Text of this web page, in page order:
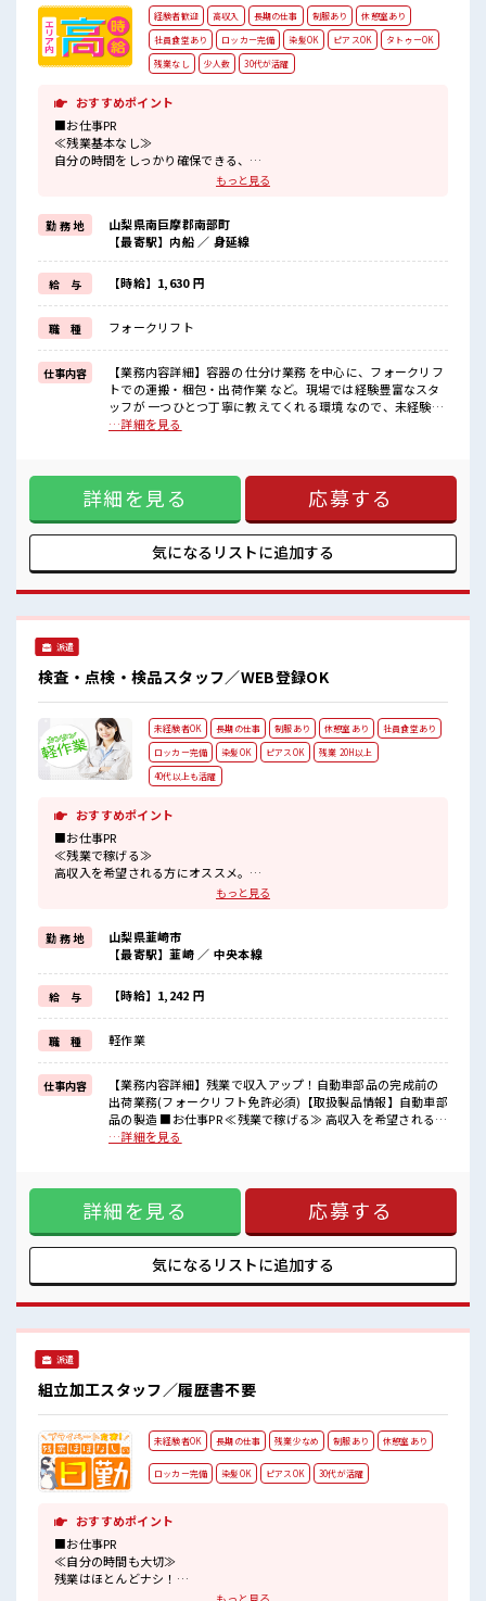
経験者歓迎 高収入 長期の仕事 制服あり
休憩室あり
社員食堂あり
ロッカー完備 染髪OK ピアスOK
タトゥーOK
残業なし
少人数 30代が活躍
おすすめポイント
■お仕事PR
≪残業基本なし≫
自分の時間をしっかり確保できる、
≪経験者優遇≫
これまでの経験を活かしませんか？
ブランクがあっても大丈夫♪
経験はちょっとだけ…という方もOK！
≪ヘアカラーOKで自由な雰囲気の職場≫
明るすぎたり奇抜でなければ基本的に自由！
(規定有)制服があると毎日の服選びに悩まずOK♪
≪様々なお仕事をご提案≫
一人で悩まず気軽に相談できる、
派遣のお仕事です！
■職場の雰囲気
少人数の職場でこじんまり。
あなたの個性を大事にできます♪
高収入もバッチリ目指せますよ！
もっと見る
勤 務 地
山梨県南巨摩郡南部町
【最寄駅】内船 ／ 身延線
給 与 【時給】1,630 円
職 種 フォークリフト
仕事内容
【業務内容詳細】容器の 仕分け業務 を中心に、フォークリフ
トでの運搬・梱包・出荷作業 など。現場では経験豊富なスタ
ッフが 一つひとつ丁寧に教えてくれる環境 なので、未経験か
らでも安心してスタートできます。フォークリフト免許をお
る 冷凍食品用のプラスチック容器 を取り扱っています。【綜
合キャリアオプション富士】は地元・静岡東部で“働きやす
さ”で選ばれている派遣会社です。口コミ評価は【★3.9】と
地域トップクラスで、対応の丁寧さやフォロー体制が高く支
持されています。「相談しやすい」「紹介まで早い」「働き
始めてからもずっと安心」という声が多数。不安や迷いのあ
山町エリアでの仕事探しなら私たちがしっかり伴走します。
あなたに合う職場探しを“地元密着”でお手伝いします。まず
事♪ オンとオフをきっちり切り替えたい方にオススメ！ ≪経
験者優遇≫ これまでの経験を活かしませんか？ ブランクがあ
っても大丈夫♪ 経験はちょっとだけ…という方もOK！ ≪ヘ
アカラーOKで自由な雰囲気の職場≫ 明るすぎたり奇抜でなけ
れば基本的に自由！ (規定有)制服があると毎日の服選びに悩
まずOK♪ ≪様々なお仕事をご提案≫ 一人で悩まず気軽に相
談できる、 派遣のお仕事です！ ■職場の雰囲気 少人数の職場
でこじんまり。 職場の仲間との交流もできちゃうかも？ キバ
ツ過ぎなければ髪色・髪型は自由！ あなたの個性を大事にで
きます♪ 高収入もバッチリ目指せますよ！
…詳細を見る
詳細を見る 応募する
気になるリストに追加する
派遣
検査・点検・検品スタッフ／WEB登録OK
未経験者OK 長期の仕事 制服あり 休憩室あり
社員食堂あり
ロッカー完備
染髪OK ピアスOK
残業 20H以上
40代以上も活躍
おすすめポイント
■お仕事PR
≪残業で稼げる≫
高収入を希望される方にオススメ。
残業は月20時間以上あります♪
明るすぎたり奇抜でなければ基本的に自由！
(規定有)≪動きやすい制服アリ≫
制服があるので、
毎日の服装の悩み解消♪
≪未経験の方も大カンゲイ≫
新しいことにチャレンジするのは不安だけど、
しっかり働く環境が整っています！
イチからスキルUP・ステップUP目指していきましょう！
≪自分に向いている仕事が探せる≫
困った事などがあれば、
担当がしっかりサポートします！
■職場の雰囲気
職場にはロッカー完備！
私物の置きすぎには注意が必要ですね★
もっと見る
勤 務 地
山梨県韮崎市
【最寄駅】韮崎 ／ 中央本線
給 与 【時給】1,242 円
職 種 軽作業
仕事内容
【業務内容詳細】残業で収入アップ！自動車部品の完成前の
出荷業務(フォークリフト免許必須)【取扱製品情報】自動車部
品の製造 ■お仕事PR ≪残業で稼げる≫ 高収入を希望される方
にオススメ。 残業は月20時間以上あります♪ ≪髪色自由で自
装の悩み解消♪ ≪未経験の方も大カンゲイ≫ 新しいことにチ
ャレンジするのは不安だけど、 しっかり働く環境が整ってい
ます！ イチからスキルUP・ステップUP目指していきましょ
う！ ≪自分に向いている仕事が探せる≫ 困った事などがあれ
ば、 担当がしっかりサポートします！ ■職場の雰囲気 派手す
ぎなければ多少のヘアカラーもOKなのはウレシイPoint☆ 休
物の置きすぎには注意が必要ですね★
…詳細を見る
詳細を見る 応募する
気になるリストに追加する
派遣
組立加工スタッフ／履歴書不要
未経験者OK 長期の仕事 残業少なめ 制服あり 休憩室あり
ロッカー完備 染髪OK ピアスOK 30代が活躍
おすすめポイント
■お仕事PR
≪自分の時間も大切≫
残業はほとんどナシ！
場合によってはお願いすることもあります♪